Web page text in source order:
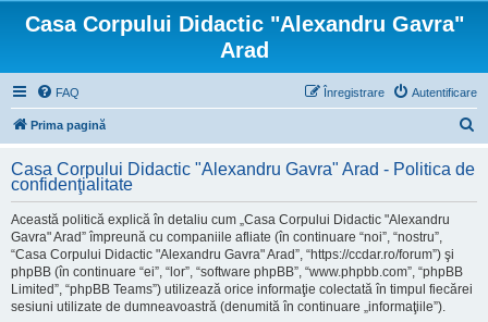
Casa Corpului Didactic "Alexandru Gavra"
Arad
FAQ Autentificare
Înregistrare
Prima pagină
t
Casa Corpului Didactic "Alexandru Gavra" Arad - Politica de
confidenţialitate
Această politică explică în detaliu cum „Casa Corpului Didactic "Alexandru
Gavra" Arad” împreună cu companiile afliate (în continuare “noi”, “nostru”,
“Casa Corpului Didactic "Alexandru Gavra" Arad”, “https://ccdar.ro/forum”) şi
phpBB (în continuare “ei”, “lor”, “software phpBB”, “www.phpbb.com”, “phpBB
Limited”, “phpBB Teams”) utilizează orice informaţie colectată în timpul fiecărei
sesiuni utilizate de dumneavoastră (denumită în continuare „informaţiile”).